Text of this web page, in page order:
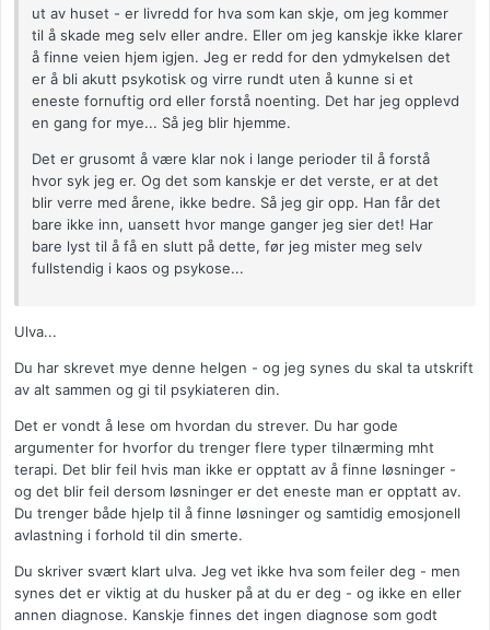
ut av huset - er livredd for hva som kan skje, om jeg kommer
til å skade meg selv eller andre. Eller om jeg kanskje ikke klarer
å finne veien hjem igjen. Jeg er redd for den ydmykelsen det
er å bli akutt psykotisk og virre rundt uten å kunne si et
eneste fornuftig ord eller forstå noenting. Det har jeg opplevd
en gang for mye... Så jeg blir hjemme.
Det er grusomt å være klar nok i lange perioder til å forstå
hvor syk jeg er. Og det som kanskje er det verste, er at det
blir verre med årene, ikke bedre. Så jeg gir opp. Han får det
bare ikke inn, uansett hvor mange ganger jeg sier det! Har
bare lyst til å få en slutt på dette, før jeg mister meg selv
fullstendig i kaos og psykose...
Ulva...
Du har skrevet mye denne helgen - og jeg synes du skal ta utskrift
av alt sammen og gi til psykiateren din.
Det er vondt å lese om hvordan du strever. Du har gode
argumenter for hvorfor du trenger flere typer tilnærming mht
terapi. Det blir feil hvis man ikke er opptatt av å finne løsninger -
og det blir feil dersom løsninger er det eneste man er opptatt av.
Du trenger både hjelp til å finne løsninger og samtidig emosjonell
avlastning i forhold til din smerte.
Du skriver svært klart ulva. Jeg vet ikke hva som feiler deg - men
synes det er viktig at du husker på at du er deg - og ikke en eller
annen diagnose. Kanskje finnes det ingen diagnose som godt